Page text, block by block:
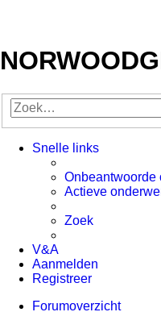
Snelle links
Onbeantwoorde
Actieve
Zoek
V&A
Aanmelden
Registreer
Forumoverzicht